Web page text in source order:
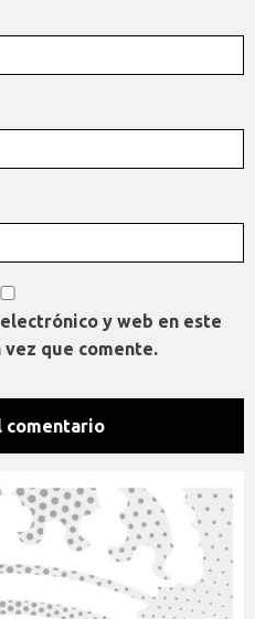
y web en este
que comente.